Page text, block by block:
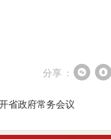
分享 :
省政府常务会议